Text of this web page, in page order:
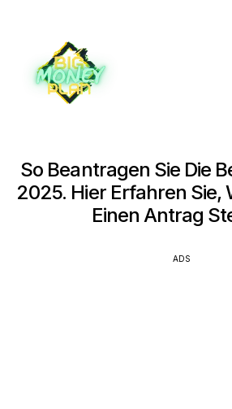
So Beantragen Sie Die
2025. Hier Erfahren Sie,
Einen Antrag
ADS